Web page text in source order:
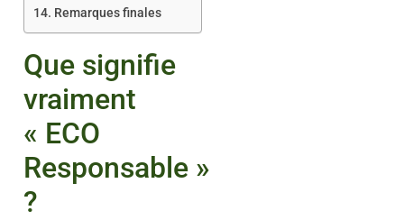
Remarques finales
Que signifie
vraiment
« ECO
Responsable »
?